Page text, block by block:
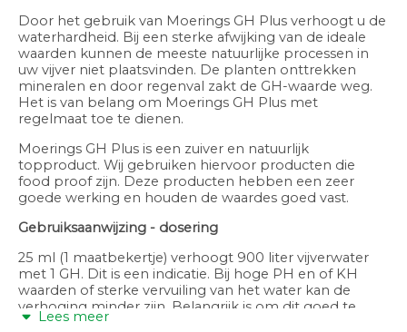
Door het gebruik van Moerings GH Plus verhoogt u de
waterhardheid. Bij een sterke afwijking van de ideale
waarden kunnen de meeste natuurlijke processen in
uw vijver niet plaatsvinden. De planten onttrekken
mineralen en door regenval zakt de GH-waarde weg.
Het is van belang om Moerings GH Plus met
regelmaat toe te dienen.
Moerings GH Plus is een zuiver en natuurlijk
topproduct. Wij gebruiken hiervoor producten die
food proof zijn. Deze producten hebben een zeer
goede werking en houden de waardes goed vast.
Gebruiksaanwijzing - dosering
25 ml (1 maatbekertje) verhoogt 900 liter vijverwater
met 1 GH. Dit is een indicatie. Bij hoge PH en of KH
waarden of sterke vervuiling van het water kan de
verhoging minder zijn. Belangrijk is om dit goed te
meten.
Lees meer